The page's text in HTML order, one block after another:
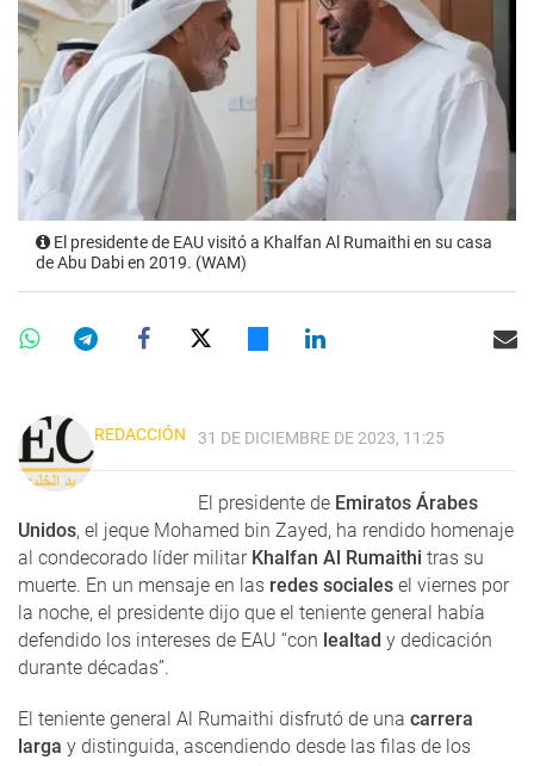
El presidente de EAU visitó a Khalfan Al Rumaithi en su casa
de Abu Dabi en 2019. (WAM)
REDACCIÓN 31 DE DICIEMBRE DE 2023, 11:25
El presidente de Emiratos Árabes
Unidos, el jeque Mohamed bin Zayed, ha rendido homenaje
al condecorado líder militarKhalfan Al Rumaithi tras su
muerte. En un mensaje en las redes sociales el viernes por
la noche, el presidente dijo que el teniente general había
defendido los intereses de EAU “con lealtad y dedicación
durante décadas”.
El teniente general Al Rumaithi disfrutó de una carrera
larga y distinguida, ascendiendo desde las filas de los